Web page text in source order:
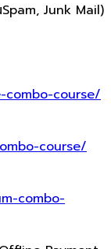
Junk Mail)
course/
course/
combo-